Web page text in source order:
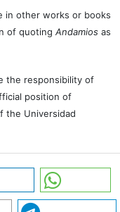
in other works or books
of quoting Andamiosas
the responsibility of
position of
the Universidad